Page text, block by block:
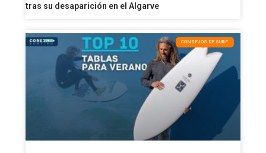
tras su desaparición en el Algarve
CONSEJOS DE SURF